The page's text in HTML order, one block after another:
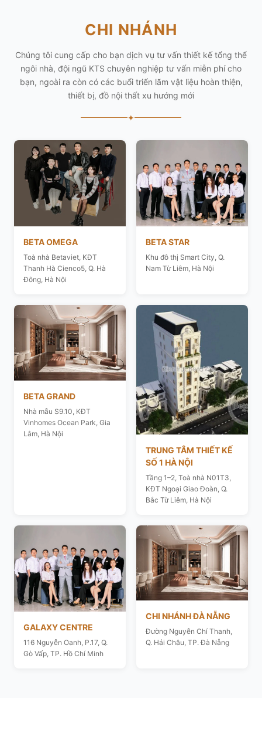
CHI NHÁNH
Chúng tôi cung cấp cho bạn dịch vụ tư vấn thiết kế tổng thể
ngôi nhà, đội ngũ KTS chuyên nghiệp tư vấn miễn phí cho
bạn, ngoài ra còn có các buổi triển lãm vật liệu hoàn thiện,
thiết bị, đồ nội thất xu hướng mới
✦
BETA OMEGA
Toà nhà Betaviet, KĐT
Thanh Hà Cienco5, Q. Hà
Đông, Hà Nội
BETA STAR
Khu đô thị Smart City, Q.
Nam Từ Liêm, Hà Nội
BETA GRAND
Nhà mẫu S9.10, KĐT
Vinhomes Ocean Park, Gia
Lâm, Hà Nội
TRUNG TÂM THIẾT KẾ
SỐ 1 HÀ NỘI
Tầng 1–2, Toà nhà N01T3,
KĐT Ngoại Giao Đoàn, Q.
Bắc Từ Liêm, Hà Nội
GALAXY CENTRE
116 Nguyễn Oanh, P.17, Q.
Gò Vấp, TP. Hồ Chí Minh
CHI NHÁNH ĐÀ NẴNG
Đường Nguyễn Chí Thanh,
Q. Hải Châu, TP. Đà Nẵng